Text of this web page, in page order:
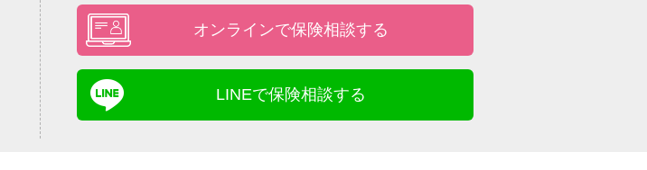
オンラインで保険相談する
LINEで保険相談する